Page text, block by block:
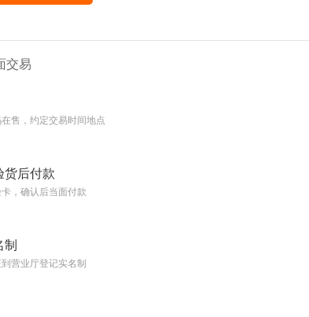
交易
售，约定交易时间地点
货后付款
，确认后当面付款
营业厅登记实名制